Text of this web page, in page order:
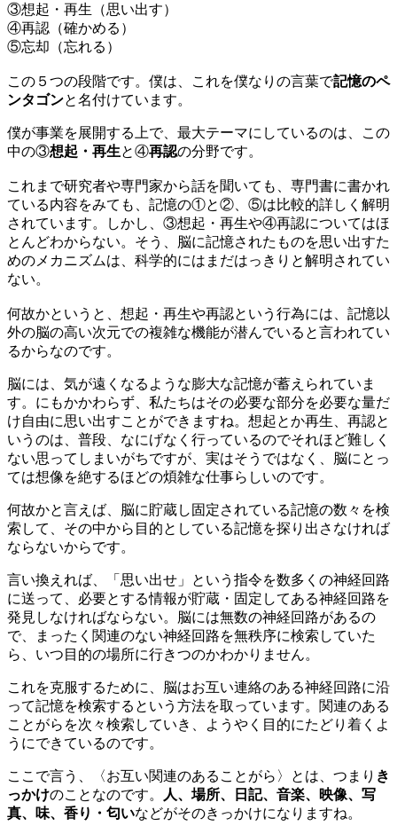
③想起・再生（思い出す）
④再認（確かめる）
⑤忘却（忘れる）
この５つの段階です。僕は、これを僕なりの言葉で記憶のペ
ンタゴンと名付けています。
僕が事業を展開する上で、最大テーマにしているのは、この
中の③想起・再生と④再認の分野です。
これまで研究者や専門家から話を聞いても、専門書に書かれ
ている内容をみても、記憶の①と②、⑤は比較的詳しく解明
されています。しかし、③想起・再生や④再認についてはほ
とんどわからない。そう、脳に記憶されたものを思い出すた
めのメカニズムは、科学的にはまだはっきりと解明されてい
ない。
何故かというと、想起・再生や再認という行為には、記憶以
外の脳の高い次元での複雑な機能が潜んでいると言われてい
るからなのです。
脳には、気が遠くなるような膨大な記憶が蓄えられていま
す。にもかかわらず、私たちはその必要な部分を必要な量だ
け自由に思い出すことができますね。想起とか再生、再認と
いうのは、普段、なにげなく行っているのでそれほど難しく
ない思ってしまいがちですが、実はそうではなく、脳にとっ
ては想像を絶するほどの煩雑な仕事らしいのです。
何故かと言えば、脳に貯蔵し固定されている記憶の数々を検
索して、その中から目的としている記憶を探り出さなければ
ならないからです。
言い換えれば、「思い出せ」という指令を数多くの神経回路
に送って、必要とする情報が貯蔵・固定してある神経回路を
発見しなければならない。脳には無数の神経回路があるの
で、まったく関連のない神経回路を無秩序に検索していた
ら、いつ目的の場所に行きつのかわかりません。
これを克服するために、脳はお互い連絡のある神経回路に沿
って記憶を検索するという方法を取っています。関連のある
ことがらを次々検索していき、ようやく目的にたどり着くよ
うにできているのです。
ここで言う、〈お互い関連のあることがら〉とは、つまり き
っかけのことなのです。
人、場所、日記、音楽、映像、写
真、味、香り・匂いなどがそのきっかけになりますね。